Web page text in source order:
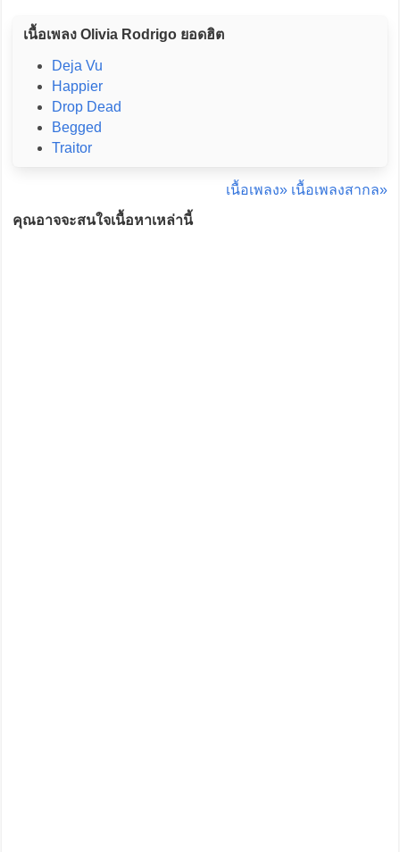
เนื้อเพลง Olivia Rodrigo ยอดฮิต
Deja Vu
Happier
Drop Dead
Begged
Traitor
เนื้อเพลง» เนื้อเพลงสากล»
คุณอาจจะสนใจเนื้อหาเหล่านี้